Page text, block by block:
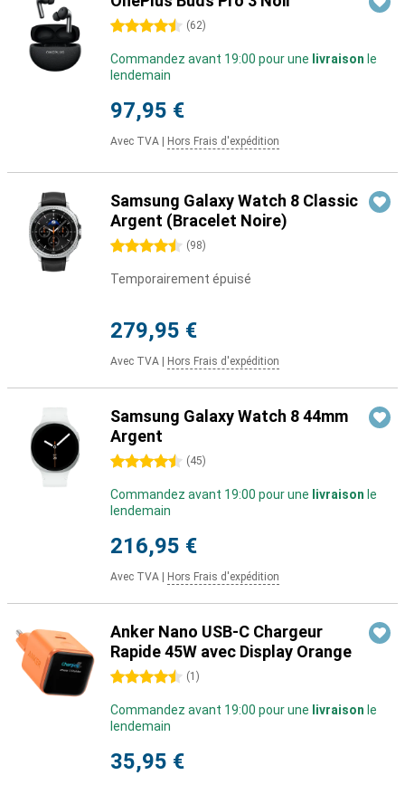
4.5 étoiles (62)
Commandez avant 19:00 pour une livraison le
lendemain
97,95 €
Avec TVA Hors Frais d'expédition
Samsung Galaxy Watch 8 Classic
Argent (Bracelet Noire)
4.5 étoiles (98)
Temporairement épuisé
279,95 €
Avec TVA Hors Frais d'expédition
Samsung Galaxy Watch 8 44mm
Argent
4.5 étoiles (45)
Commandez avant 19:00 pour une livraison le
lendemain
216,95 €
Avec TVA Hors Frais d'expédition
Anker Nano USB-C Chargeur
Rapide 45W avec Display Orange
4.5 étoiles (1 )
Commandez avant 19:00 pour une livraison le
lendemain
35,95 €